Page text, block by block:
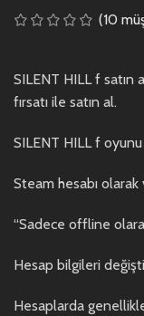
(10
SILENT HILL f satın
fırsatı ile satın al.
SILENT HILL f
Steam hesabı
“Sadece offline
Hesap bilgileri
Hesaplarda